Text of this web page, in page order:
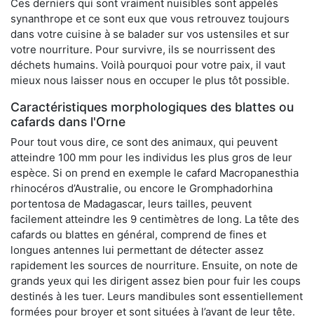
Ces derniers qui sont vraiment nuisibles sont appelés
synanthrope et ce sont eux que vous retrouvez toujours
dans votre cuisine à se balader sur vos ustensiles et sur
votre nourriture. Pour survivre, ils se nourrissent des
déchets humains. Voilà pourquoi pour votre paix, il vaut
mieux nous laisser nous en occuper le plus tôt possible.
Caractéristiques morphologiques des blattes ou
cafards dans l'Orne
Pour tout vous dire, ce sont des animaux, qui peuvent
atteindre 100 mm pour les individus les plus gros de leur
espèce. Si on prend en exemple le cafard Macropanesthia
rhinocéros d’Australie, ou encore le Gromphadorhina
portentosa de Madagascar, leurs tailles, peuvent
facilement atteindre les 9 centimètres de long. La tête des
cafards ou blattes en général, comprend de fines et
longues antennes lui permettant de détecter assez
rapidement les sources de nourriture. Ensuite, on note de
grands yeux qui les dirigent assez bien pour fuir les coups
destinés à les tuer. Leurs mandibules sont essentiellement
formées pour broyer et sont situées à l’avant de leur tête.